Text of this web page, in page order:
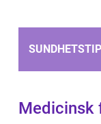
Medicinsk